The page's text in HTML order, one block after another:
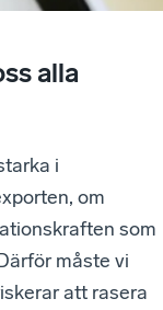
alla
i
om
som
måste vi
att rasera